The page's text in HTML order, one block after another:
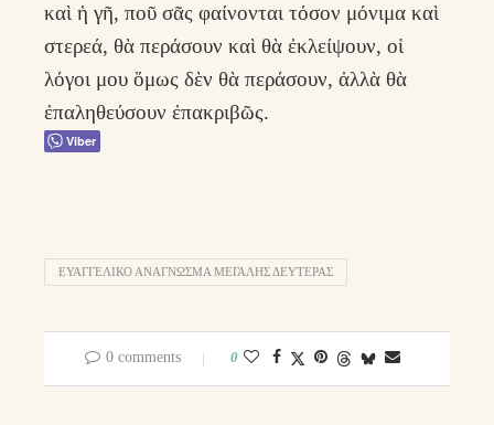
καὶ ἡ γῆ, ποῦ σᾶς φαίνονται τόσον μόνιμα καὶ
στερεά, θὰ περάσουν καὶ θὰ ἐκλείψουν, οἱ
λόγοι μου ὅμως δὲν θὰ περάσουν, ἀλλὰ θὰ
ἐπαληθεύσουν ἐπακριβῶς.
Viber
ΕΥΑΓΓΕΛΙΚΌ ΑΝΆΓΝΩΣΜΑ ΜΕΓΆΛΗΣ ΔΕΥΤΈΡΑΣ
0 comments 0